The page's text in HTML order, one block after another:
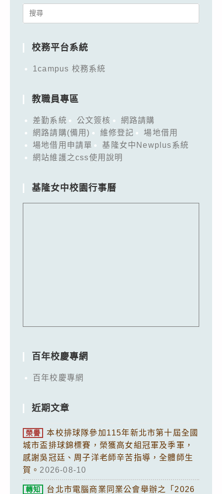
Search
校務平台系統
1campus 校務系統
教職員專區
差勤系統 公文簽核
網路請購
網路請購(備用)
維修登記
場地借用
場地借用申請單
基隆女中Newplus系統
網站維護之css使用說明
基隆女中校園行事曆
百年校慶專網
百年校慶專網
近期文章
榮譽
本校排球隊參加115年新北市第十屆全國
城市盃排球錦標賽，榮獲高女組冠軍及季軍，
感謝吳冠廷、周子洋老師辛苦指導，全體師生
賀。 2026-08-10
轉知
台北市電腦商業同業公會舉辦之「2026